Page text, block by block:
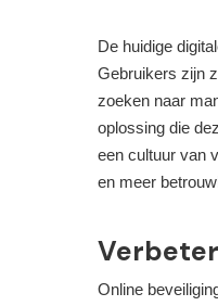
De huidige
Gebruikers zijn
zoeken naar
oplossing die
een cultuur van
en meer
Online